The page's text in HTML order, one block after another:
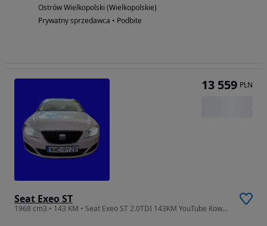
Ostrów Wielkopolski (Wielkopolskie)
Prywatny sprzedawca • Podbite
Seat Exeo ST
1968 cm3 • 143 KM • Seat Exeo ST 2.0TDI 143KM YouTube KowalMechTech
13 559 PLN